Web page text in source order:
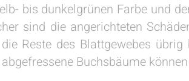
bis dunkelgrünen Farbe und
sind die angerichteten
Reste des Blattgewebes
Buchsbäume